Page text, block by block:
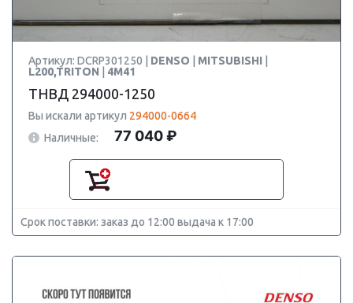
Артикул: DCRP301250 | DENSO MITSUBISHI
L200,TRITON
4M41
ТНВД 294000-1250
Вы искали артикул 294000-0664
Наличные:
77 040 ₽
Срок поставки: заказ до 12:00 выдача к 17:00